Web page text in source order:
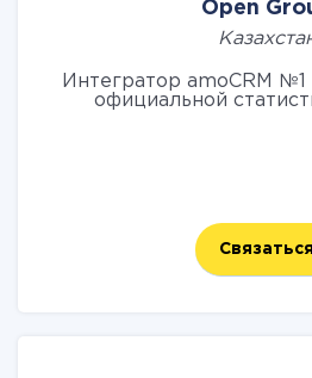
Open
Интегратор amoCRM №1
официальной
Связаться